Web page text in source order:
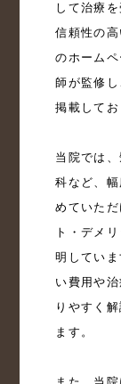
して治療
信頼性の
のホーム
師が監修
掲載してお
当院では
科など、
めていた
ト・デメ
明してい
い費用や
りやすく
ます。